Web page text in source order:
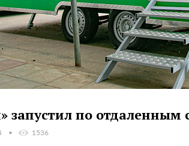
запустил по
1536